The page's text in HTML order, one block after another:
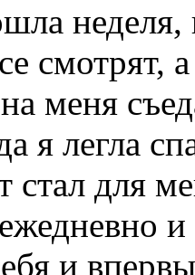
неделя,
смотрят,
меня
я легла
стал для
и